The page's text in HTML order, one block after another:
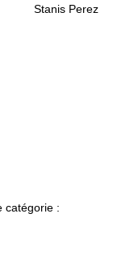
Stanis Perez
catégorie :